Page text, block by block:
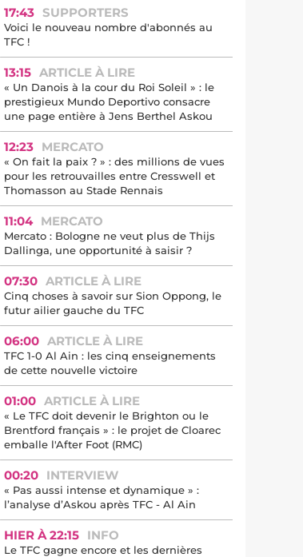
17:43 SUPPORTERS
Voici le nouveau nombre d'abonnés au
TFC !
13:15 ARTICLE À LIRE
« Un Danois à la cour du Roi Soleil » : le
prestigieux Mundo Deportivo consacre
une page entière à Jens Berthel Askou
12:23 MERCATO
« On fait la paix ? » : des millions de vues
pour les retrouvailles entre Cresswell et
Thomasson au Stade Rennais
11:04 MERCATO
Mercato : Bologne ne veut plus de Thijs
Dallinga, une opportunité à saisir ?
07:30 ARTICLE À LIRE
Cinq choses à savoir sur Sion Oppong, le
futur ailier gauche du TFC
06:00 ARTICLE À LIRE
TFC 1-0 Al Ain : les cinq enseignements
de cette nouvelle victoire
01:00 ARTICLE À LIRE
« Le TFC doit devenir le Brighton ou le
Brentford français » : le projet de Cloarec
emballe l'After Foot (RMC)
00:20 INTERVIEW
« Pas aussi intense et dynamique » :
l’analyse d’Askou après TFC - Al Ain
HIER À 22:15 INFO
Le TFC gagne encore et les dernières